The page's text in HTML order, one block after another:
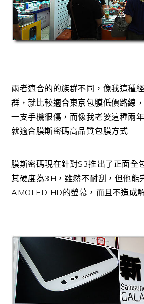
兩者適合的的族群不同，像我這種
群，就比較適合東京包膜低價路線
一支手機很傷，而像我老婆這種兩
就適合膜斯密碼高品質包膜方式
膜斯密碼現在針對S3推出了正面全
其硬度為3H，雖然不耐刮，但他能
AMOLED HD的螢幕，而且不造成